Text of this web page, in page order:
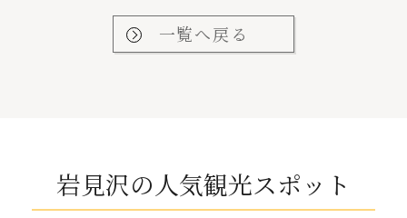
一覧へ戻る
岩見沢の人気観光スポット